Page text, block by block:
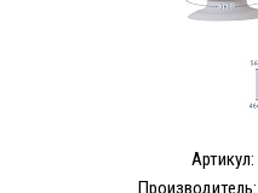
Артикул:
Производитель: